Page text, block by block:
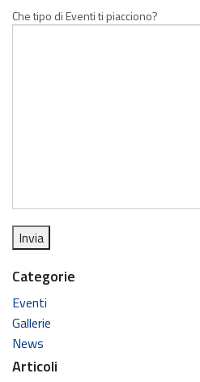
Che tipo di Eventi ti piacciono?
Categorie
Eventi
Gallerie
News
Articoli